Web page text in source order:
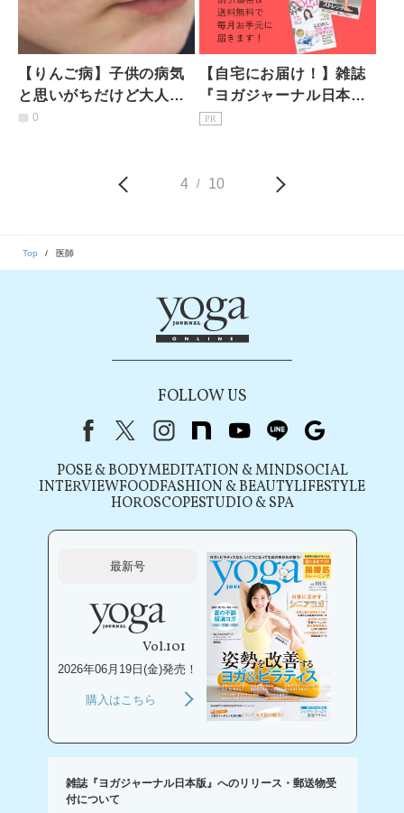
【りんご病】子供の病気
と思いがちだけど大人も
感染する？注意すべき症
0
【自宅にお届け！】雑誌
『ヨガジャーナル日本
版』予約購読のご案内
PR
4 / 10
Top 医師
FOLLOW US
FacebookX（旧Twitter）
instagram
note youtubeline
POSE & BODYMEDITATION & MINDSOCIAL
INTERVIEWFOODFASHION & BEAUTYLIFESTYLE
HOROSCOPESTUDIO & SPA
最新号
Vol.101
2026年06月19日(金)発売！
購入はこちら
雑誌『ヨガジャーナル日本版』へのリリース・郵送物受
付について